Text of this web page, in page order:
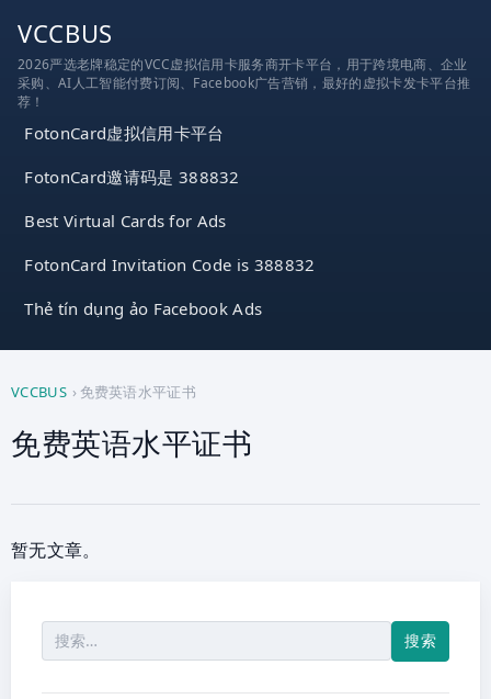
VCCBUS
2026严选老牌稳定的VCC虚拟信用卡服务商开卡平台，用于跨境电商、企业
采购、AI人工智能付费订阅、Facebook广告营销，最好的虚拟卡发卡平台推
荐！
FotonCard虚拟信用卡平台
FotonCard邀请码是 388832
Best Virtual Cards for Ads
FotonCard Invitation Code is 388832
Thẻ tín dụng ảo Facebook Ads
VCCBUS › 免费英语水平证书
免费英语水平证书
暂无文章。
索：